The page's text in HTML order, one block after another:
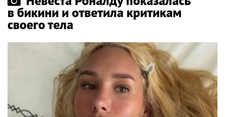
в бикини и ответила критикам
своего тела